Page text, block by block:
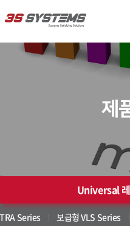
제
Universal
Series 보급형 VLS Series